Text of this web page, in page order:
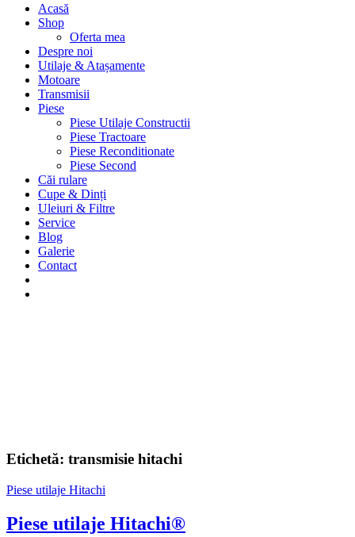
Acasă
Shop
Oferta mea
Despre noi
Utilaje & Atașamente
Motoare
Transmisii
Piese
Piese Utilaje Constructii
Piese Tractoare
Piese Reconditionate
Piese Second
Căi rulare
Cupe & Dinți
Uleiuri & Filtre
Service
Blog
Galerie
Contact
Etichetă: transmisie hitachi
Piese utilaje Hitachi
Piese utilaje Hitachi®